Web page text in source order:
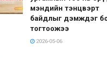
мэндийн тэнцвэрт
байдлыг дэмждэг
тогтоожээ
2026-05-06